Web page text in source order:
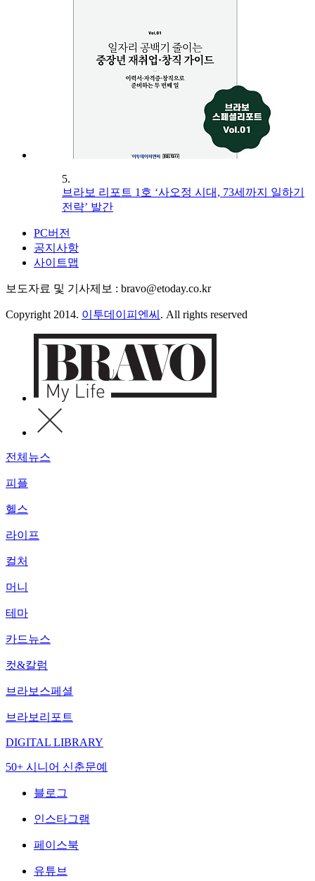
5.
브라보 리포트 1호 ‘사오정 시대, 73세까지 일하기
전략’ 발간
PC버전
공지사항
사이트맵
보도자료 및 기사제보 : bravo@etoday.co.kr
Copyright 2014. 이투데이피엔씨 . All rights reserved
전체뉴스
피플
헬스
라이프
컬처
머니
테마
카드뉴스
컷&칼럼
브라보스페셜
브라보리포트
DIGITAL LIBRARY
50+ 시니어 신춘문예
블로그
인스타그램
페이스북
유튜브